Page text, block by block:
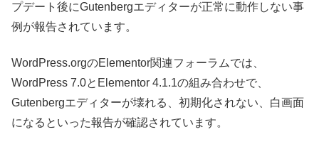
プデート後にGutenbergエディターが正常に動作しない事
例が報告されています。
WordPress.orgのElementor関連フォーラムでは、
WordPress 7.0とElementor 4.1.1の組み合わせで、
Gutenbergエディターが壊れる、初期化されない、白画面
になるといった報告が確認されています。